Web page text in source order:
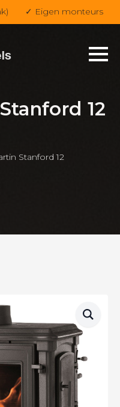
✓ Eigen monteurs
12
Stanford 12